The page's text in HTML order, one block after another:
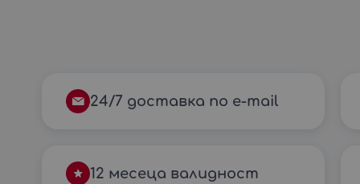
24/7 доставка по e-mail
12 месеца валидност